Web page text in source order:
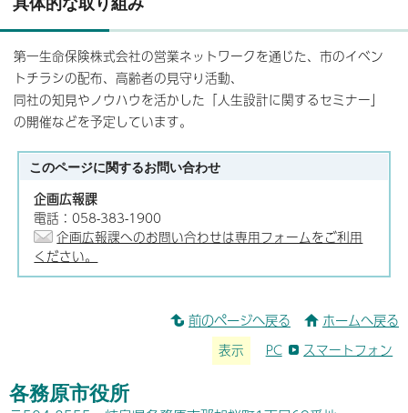
第一生命保険株式会社の営業ネットワークを通じた、市のイベン
トチラシの配布、高齢者の見守り活動、
同社の知見やノウハウを活かした「人生設計に関するセミナー」
の開催などを予定しています。
このページに関するお問い合わせ
企画広報課
電話：058-383-1900
企画広報課へのお問い合わせは専用フォームをご利用
ください。
前のページへ戻る ホームへ戻る
表示 PC スマートフォン
各務原市役所